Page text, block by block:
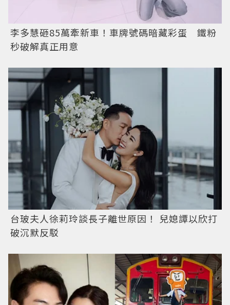
李多慧砸85萬牽新車！車牌號碼暗藏彩蛋 鐵粉
秒破解真正用意
台玻夫人徐莉玲談長子離世原因！ 兒媳譚以欣打
破沉默反駁